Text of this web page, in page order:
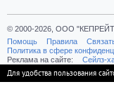
© 2000-2026, ООО
Помощь
Правила
Политика в сфере
Реклама на сайте:
Cейлз-
Для удобства пользования